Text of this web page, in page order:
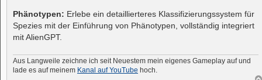
Phänotypen: Erlebe ein detaillierteres Klassifizierungssystem für
Spezies mit der Einführung von Phänotypen, vollständig integriert
mit AlienGPT.
Aus Langweile zeichne ich seit Neuestem mein eigenes Gameplay auf und
lade es auf meinem Kanal auf YouTube hoch.